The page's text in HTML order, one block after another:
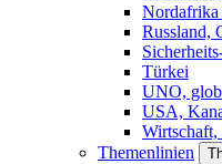
Nordafrika
Russland,
Türkei
UNO,
USA,
Wirtschaft,
Themenlinien